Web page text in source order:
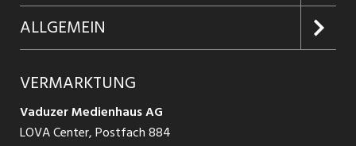
Firmen entdecken
Jobs in Graubünden
Jobs in St. Gallen
Jobs in Glarus
Inserieren
Produkte
Schnittstelle
Glossar
Ratgeber Bewerbung / Rekrutierung
ALLGEMEIN
AGB
VERMARKTUNG
Vaduzer Medienhaus AG
LOVA Center, Postfach 884